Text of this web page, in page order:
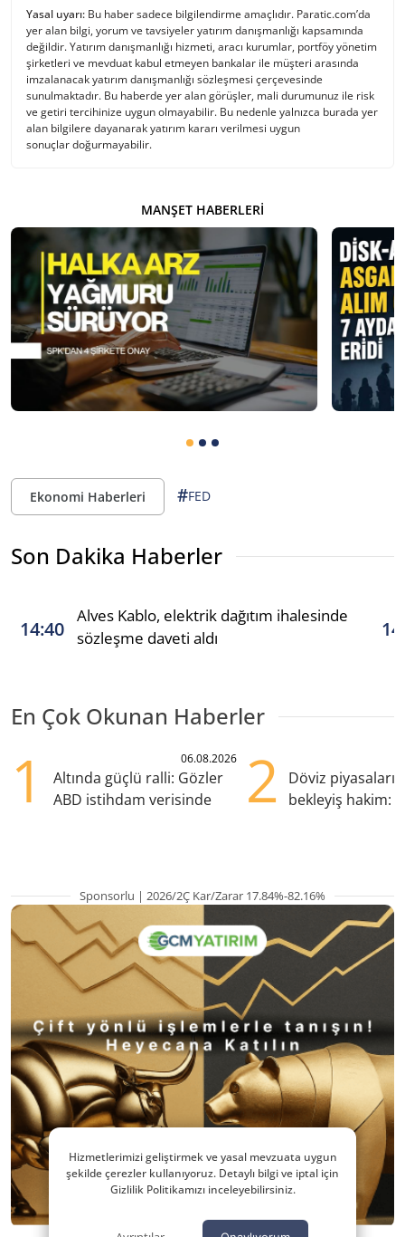
Yasal uyarı: Bu haber sadece bilgilendirme amaçlıdır. Paratic.com’da
yer alan bilgi, yorum ve tavsiyeler yatırım danışmanlığı kapsamında
değildir. Yatırım danışmanlığı hizmeti, aracı kurumlar, portföy yönetim
şirketleri ve mevduat kabul etmeyen bankalar ile müşteri arasında
imzalanacak yatırım danışmanlığı sözleşmesi çerçevesinde
sunulmaktadır. Bu haberde yer alan görüşler, mali durumunuz ile risk
ve getiri tercihinize uygun olmayabilir. Bu nedenle yalnızca burada yer
alan bilgilere dayanarak yatırım kararı verilmesi uygun
sonuçlar doğurmayabilir.
MANŞET HABERLERI
Ekonomi Haberleri #FED
Son Dakika Haberler
14:40
Alves Kablo, elektrik dağıtım ihalesinde
sözleşme daveti aldı
En Çok Okunan Haberler
1 06.08.2026
Altında güçlü ralli: Gözler
ABD istihdam verisinde
2
Döviz
bekleyiş hakim:
Sponsorlu | 2026/2Ç Kar/Zarar 17.84%-82.16%
Hizmetlerimizi geliştirmek ve yasal mevzuata uygun
şekilde çerezler kullanıyoruz. Detaylı bilgi ve iptal için
Gizlilik Politikamızı inceleyebilirsiniz.